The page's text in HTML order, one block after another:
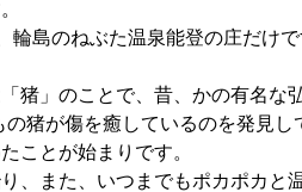
島のねぶた温泉能登の庄だけで
猪」のことで、昔、かの有名な
猪が傷を癒しているのを発見し
ことが始まりです。
、また、いつまでもポカポカと